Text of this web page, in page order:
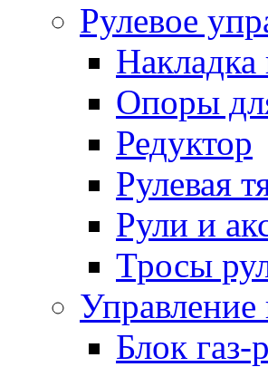
Рулевое
Накладка
Опоры
Редуктор
Рулевая
Рули и
Тросы
Управление
Блок газ-